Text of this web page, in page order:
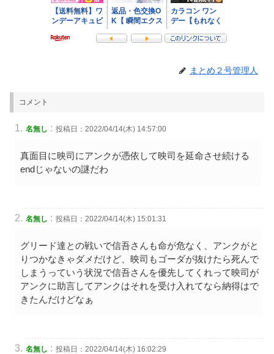
まとめ２号管理人
コメント
名無し : 投稿日：2022/04/14(木) 14:57:00
真面目に映司にアンクが憑依して映司を延命させ続ける
endじゃないの謎だわ
名無し : 投稿日：2022/04/14(木) 15:01:31
グリード達との戦いで信吾さんも命が危なく、アンクがと
りつかなきゃダメだけど、映司もゴーダが抜けたら死んで
しまうっていう状況で信吾さんを優先してくれって映司が
アンクに助言してアンクはそれを受け入れてなら納得はで
きたんだけどなぁ
名無し : 投稿日：2022/04/14(木) 16:02:29